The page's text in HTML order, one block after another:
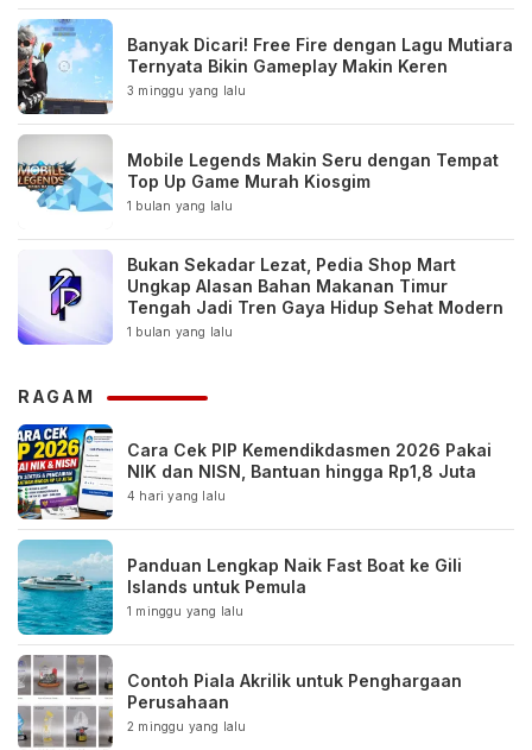
Banyak Dicari! Free Fire dengan Lagu Mutiara
Ternyata Bikin Gameplay Makin Keren
3 minggu yang lalu
Mobile Legends Makin Seru dengan Tempat
Top Up Game Murah Kiosgim
1 bulan yang lalu
Bukan Sekadar Lezat, Pedia Shop Mart
Ungkap Alasan Bahan Makanan Timur
Tengah Jadi Tren Gaya Hidup Sehat Modern
1 bulan yang lalu
RAGAM
Cara Cek PIP Kemendikdasmen 2026 Pakai
NIK dan NISN, Bantuan hingga Rp1,8 Juta
4 hari yang lalu
Panduan Lengkap Naik Fast Boat ke Gili
Islands untuk Pemula
1 minggu yang lalu
Contoh Piala Akrilik untuk Penghargaan
Perusahaan
2 minggu yang lalu